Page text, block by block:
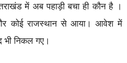
में अब पहाड़ी बचा ही कौन है ।
कोई राजस्थान से आया। आवेश में
निकल गए।